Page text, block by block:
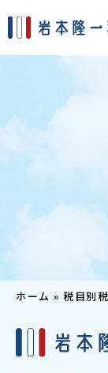
ホーム » 税目別